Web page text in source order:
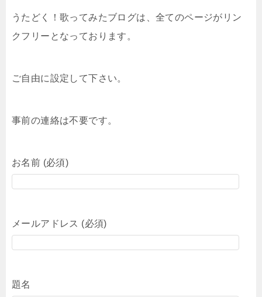
うたどく！歌ってみたブログは、全てのページがリン
クフリーとなっております。
ご自由に設定して下さい。
事前の連絡は不要です。
お名前 (必須)
メールアドレス (必須)
題名